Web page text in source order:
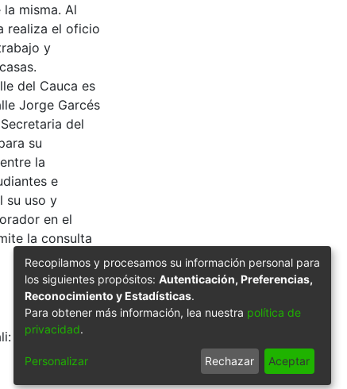
misma. Al
realiza el oficio
y
del Cauca es
Jorge Garcés
del
su
la
e
su uso y
en el
la consulta
Biblioteca
Recopilamos y procesamos su información personal para
los siguientes propósitos: Autenticación, Preferencias,
Reconocimiento y Estadísticas.
Para obtener más información, lea nuestra política de
privacidad.
Personalizar Rechazar Aceptar